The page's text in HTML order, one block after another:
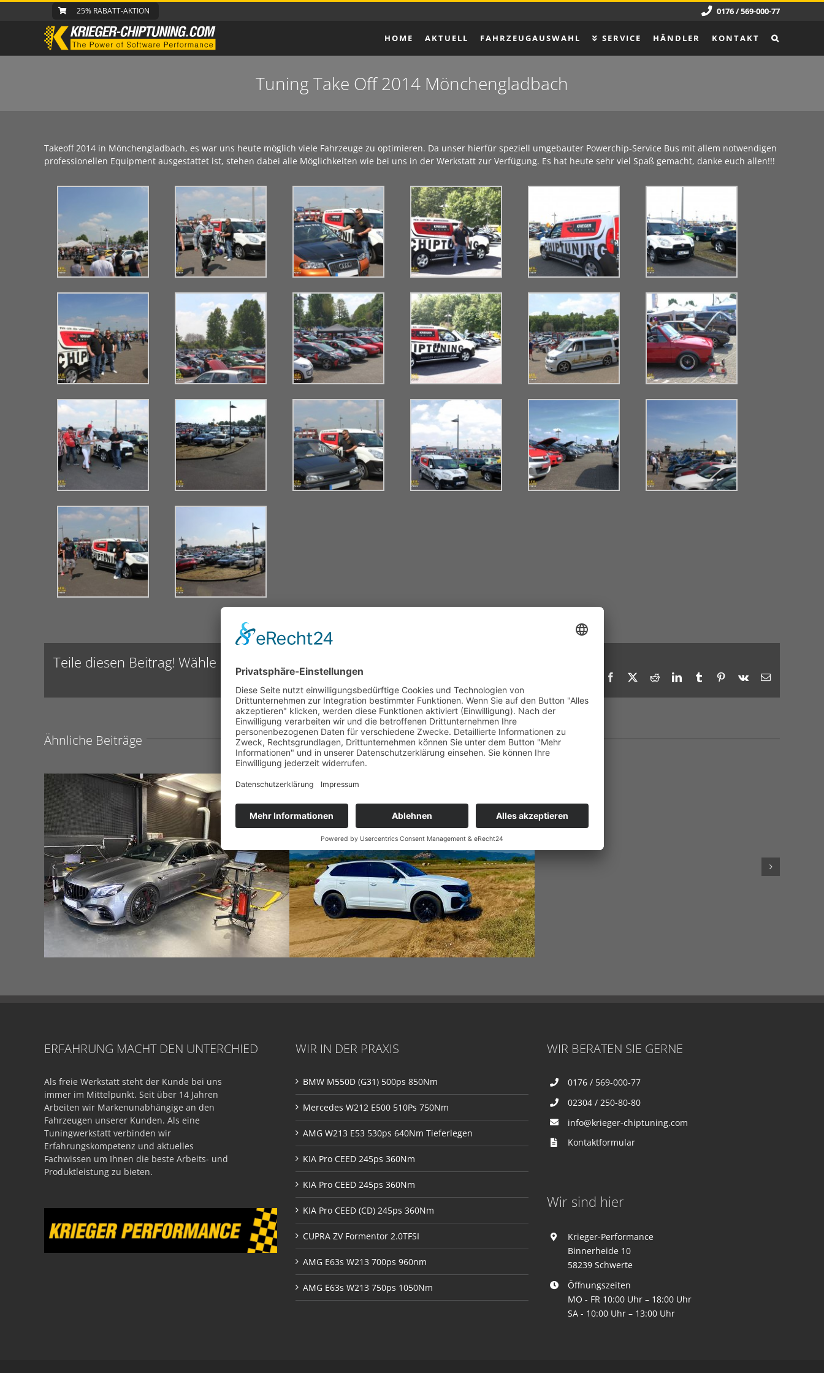
Zum
25% RABATT-AKTION 0176 / 569-000-77
HOME AKTUELL FAHRZEUGAUSWAHL SERVICE HÄNDLER KONTAKT
Tuning Take Off 2014 Mönchengladbach
Takeoff 2014 in Mönchengladbach, es war uns heute möglich viele Fahrzeuge zu optimieren. Da unser hierfür speziell umgebauter Powerchip-Service Bus mit allem notwendigen
professionellen Equipment ausgestattet ist, stehen dabei alle Möglichkeiten wie bei uns in der Werkstatt zur Verfügung. Es hat heute sehr viel Spaß gemacht, danke euch allen!!!
Teile diesen Beitrag! Wähle die Plattform:
Facebook RedditLinkedInTumblr Pinterest
Vk
E-
Ähnliche Beiträge
ERFAHRUNG MACHT DEN UNTERCHIED
Als freie Werkstatt steht der Kunde bei uns
immer im Mittelpunkt. Seit über 14 Jahren
Arbeiten wir Markenunabhängige an den
Fahrzeugen unserer Kunden. Als eine
Tuningwerkstatt verbinden wir
Erfahrungskompetenz und aktuelles
Fachwissen um Ihnen die beste Arbeits- und
Produktleistung zu bieten.
WIR IN DER PRAXIS
BMW M550D (G31) 500ps 850Nm
Mercedes W212 E500 510Ps 750Nm
AMG W213 E53 530ps 640Nm Tieferlegen
KIA Pro CEED 245ps 360Nm
KIA Pro CEED 245ps 360Nm
KIA Pro CEED (CD) 245ps 360Nm
CUPRA ZV Formentor 2.0TFSI
AMG E63s W213 700ps 960nm
AMG E63s W213 750ps 1050Nm
WIR BERATEN SIE GERNE
0176 / 569-000-77
02304 / 250-80-80
info@krieger-chiptuning.com
Kontaktformular
Wir sind hier
Krieger-Performance
Binnerheide 10
58239 Schwerte
Öffnungszeiten
MO - FR 10:00 Uhr – 18:00 Uhr
SA - 10:00 Uhr – 13:00 Uhr